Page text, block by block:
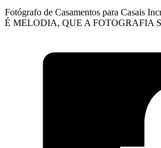
Fotógrafo de Casamentos para Casais
É MELODIA, QUE A FOTOGRAFIA